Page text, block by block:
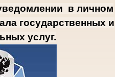
в личном
государственных и
услуг.